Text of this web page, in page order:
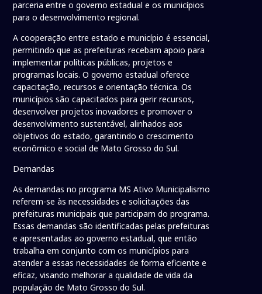
parceria entre o governo estadual e os municípios
para o desenvolvimento regional.
A cooperação entre estado e município é essencial,
permitindo que as prefeituras recebam apoio para
implementar políticas públicas, projetos e
programas locais. O governo estadual oferece
capacitação, recursos e orientação técnica. Os
municípios são capacitados para gerir recursos,
desenvolver projetos inovadores e promover o
desenvolvimento sustentável, alinhados aos
objetivos do estado, garantindo o crescimento
econômico e social de Mato Grosso do Sul.
Demandas
As demandas no programa MS Ativo Municipalismo
referem-se às necessidades e solicitações das
prefeituras municipais que participam do programa.
Essas demandas são identificadas pelas prefeituras
e apresentadas ao governo estadual, que então
trabalha em conjunto com os municípios para
atender a essas necessidades de forma eficiente e
eficaz, visando melhorar a qualidade de vida da
população de Mato Grosso do Sul.